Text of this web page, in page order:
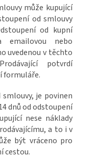
může kupující
od smlouvy
od kupní
emailovou nebo
uvedenou v těchto
potvrdí
formuláře.
je povinen
dnů od odstoupení
nese náklady
a to i v
být vráceno pro
cestou.